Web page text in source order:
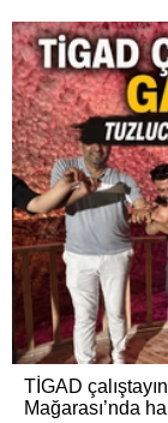
TİGAD
Mağarası’nda